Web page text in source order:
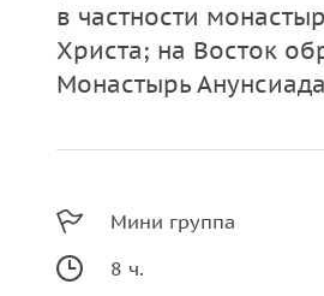
в частности
Христа; на Восток
Монастырь
Мини группа
8 ч.